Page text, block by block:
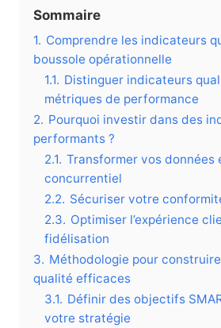
Sommaire
1. Comprendre les indicateurs
boussole opérationnelle
1.1. Distinguer indicateurs
métriques de performance
2. Pourquoi investir dans des
performants ?
2.1. Transformer vos données
concurrentiel
2.2. Sécuriser votre
2.3. Optimiser l’expérience
fidélisation
3. Méthodologie pour
qualité efficaces
3.1. Définir des objectifs
votre stratégie